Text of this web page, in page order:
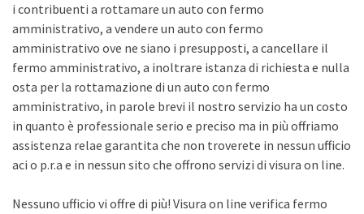
i contribuenti a rottamare un auto con fermo
amministrativo, a vendere un auto con fermo
amministrativo ove ne siano i presupposti, a cancellare il
fermo amministrativo, a inoltrare istanza di richiesta e nulla
osta per la rottamazione di un auto con fermo
amministrativo, in parole brevi il nostro servizio ha un costo
in quanto è professionale serio e preciso ma in più offriamo
assistenza relae garantita che non troverete in nessun ufficio
aci o p.r.a e in nessun sito che offrono servizi di visura on line.
Nessuno ufficio vi offre di più! Visura on line verifica fermo